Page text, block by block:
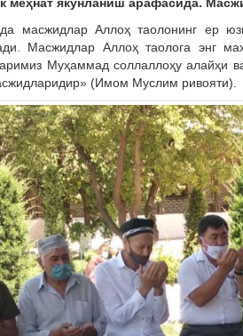
масжидлар Аллоҳ таолонинг ер
Масжидлар Аллоҳ таолога энг
Муҳаммад соллаллоҳу алайҳи
(Имом Муслим ривояти).